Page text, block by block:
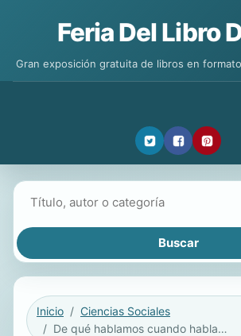
Feria Del Libro
Gran exposición gratuita de libros en
Inicio
Ciencias Sociales
De qué hablamos cuando hablamos de violación